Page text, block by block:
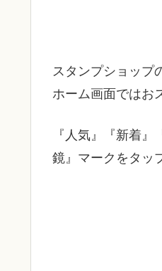
スタンプショップ
ホーム画面ではお
『人気』『新着
鏡』マークをタッ